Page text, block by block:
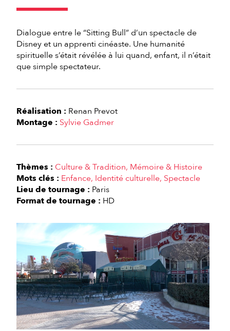
Dialogue entre le “Sitting Bull” d’un spectacle de
Disney et un apprenti cinéaste. Une humanité
spirituelle s’était révélée à lui quand, enfant, il n’était
que simple spectateur.
Réalisation : Renan Prevot
Montage : Sylvie Gadmer
Thèmes : Culture & Tradition Mémoire & Histoire
Mots clés : Enfance Identité culturelle Spectacle
Lieu de tournage : Paris
Format de tournage : HD